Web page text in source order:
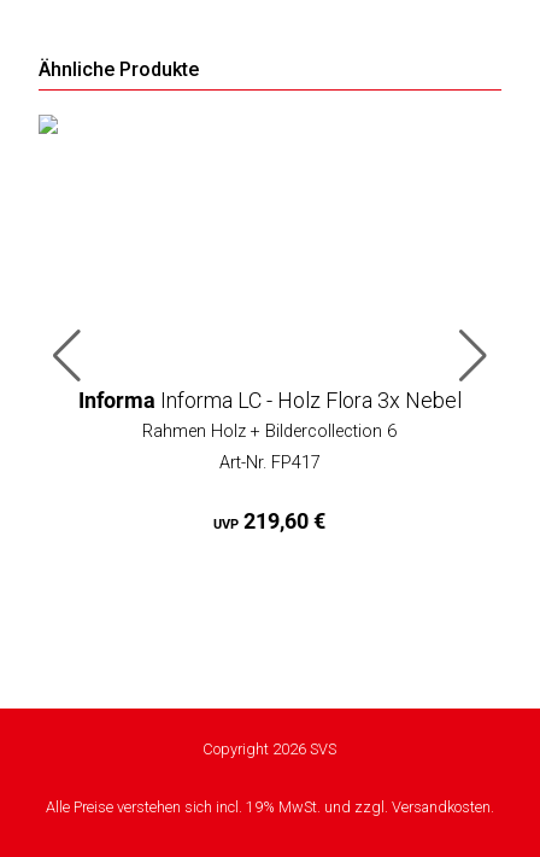
Ähnliche Produkte
Informa Informa LC - Holz Flora 3x Nebel
Rahmen Holz + Bildercollection 6
Art-Nr. FP417
UVP 219,60 €
Copyright 2026 SVS
Alle Preise verstehen sich incl. 19% MwSt. und zzgl. Versandkosten.